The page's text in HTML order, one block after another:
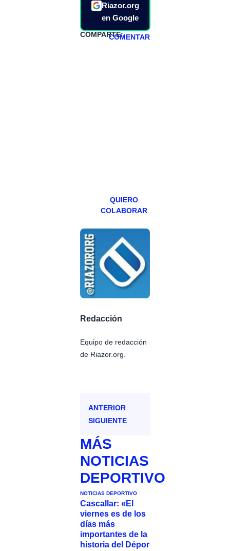
Riazor.org
en Google
COMPARTE:COMENTAR
QUIERO
COLABORAR
Redacción
Equipo de redacción
de Riazor.org.
ANTERIOR
SIGUIENTE
MÁS
NOTICIAS
DEPORTIVO
NOTICIAS DEPORTIVO
Cascallar: «El
viernes es de los
días más
importantes de la
historia del Dépor